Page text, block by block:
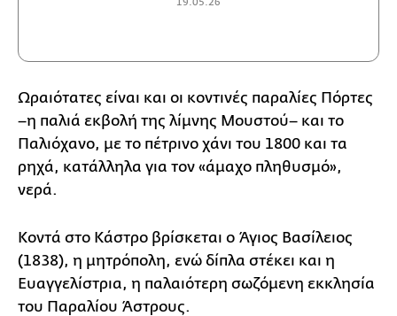
Ωραιότατες είναι και οι κοντινές παραλίες Πόρτες
–η παλιά εκβολή της λίμνης Μουστού– και το
Παλιόχανο, με το πέτρινο χάνι του 1800 και τα
ρηχά, κατάλληλα για τον «άμαχο πληθυσμό»,
νερά.
Κοντά στο Κάστρο βρίσκεται ο Άγιος Βασίλειος
(1838), η μητρόπολη, ενώ δίπλα στέκει και η
Ευαγγελίστρια, η παλαιότερη σωζόμενη εκκλησία
του Παραλίου Άστρους.